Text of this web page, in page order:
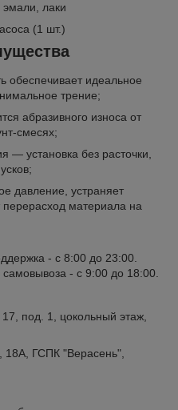
эмали, лаки
(1 шт.)
обеспечивает идеальное
трение;
абразивного износа от
смесях;
— установка без расточки,
давление, устраняет
материала на
- с 8:00 до 23:00.
- с 9:00 до 18:00.
под. 1, цокольный этаж,
18А, ГСПК "Верасень",